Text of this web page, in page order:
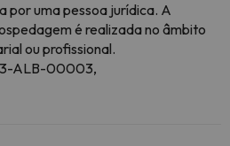
por uma pessoa jurídica. A
é realizada no âmbito
ou profissional.
ALB-00003,